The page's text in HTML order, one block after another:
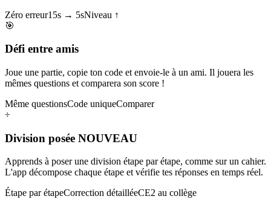
Zéro erreur15s → 5sNiveau ↑
🎯
Défi entre amis
Joue une partie, copie ton code et envoie-le à un ami. Il jouera les
mêmes questions et comparera son score !
Même questionsCode uniqueComparer
÷
Division posée NOUVEAU
Apprends à poser une division étape par étape, comme sur un cahier.
L'app décompose chaque étape et vérifie tes réponses en temps réel.
Étape par étapeCorrection détailléeCE2 au collège